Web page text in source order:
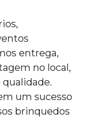
entrega,
no local,
um sucesso
brinquedos